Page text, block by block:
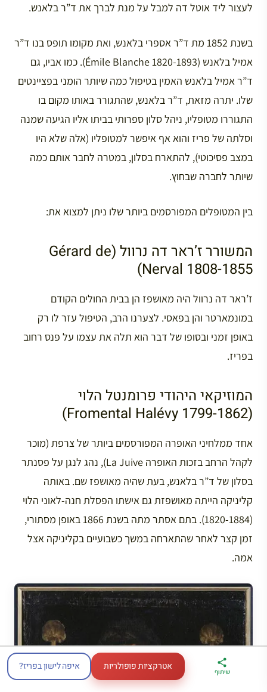
לעצור ליד אוטל דה למבל על מנת לברך את ד”ר בלאנש.
בשנת 1852 מת ד”ר אספרי בלאנש, ואת מקומו תופס בנו ד”ר
אמיל בלאנש (Émile Blanche 1820-1893). כמו אביו, גם
ד”ר אמיל בלאנש האמין בטיפול כמה שיותר הומני בפציינטים
שלו. יתרה מזאת, ד”ר בלאנש, שהתגורר באותו מקום בו
התגוררו מטופליו, ניהל סלון ספרותי בביתו אליו הגיעה שמנה
וסלתה של פריז והוא אף איפשר למטופליו (אלה שלא היו
במצב פסיכוטי), להתארח בסלון, במטרה לחבר אותם כמה
שיותר לחברה שבחוץ.
בין המטופלים המפורסמים ביותר שלו ניתן למצוא את:
המשורר ז’ראר דה נרוול (Gérard de
Nerval 1808-1855)
ז’ראר דה נרוול היה מאושפז הן בבית החולים הקודם
במונמארטר והן בפאסי. לצערנו הרב, הטיפול עזר לו רק
באופן זמני ובסופו של דבר הוא תלה את עצמו על פנס רחוב
בפריז.
המוזיקאי היהודי פרומנטל הלוי
(Fromental Halévy 1799-1862)
אחד ממלחיני האופרה המפורסמים ביותר של צרפת (מוכר
לקהל הרחב בזכות האופרה La Juive), נהג לנגן על פסנתר
בסלון של ד”ר בלאנש, בעת שהיה מאושפז שם. באותה
קליניקה הייתה מאושפזת גם אישתו הפסלת חנה-לאוני הלוי
(1820-1884). בתם אסתר מתה בשנת 1866 באופן מסתורי,
זמן קצר לאחר שהתארחה במשך כשבועיים בקליניקה אצל
אמה.
ארגז הכלים שלי
לטיול בצרפת
מדריך פריז
במתנה
דברו
איתי בווטסאפ
שיתוף אטרקציות פופולריות איפה לישון בפריז?